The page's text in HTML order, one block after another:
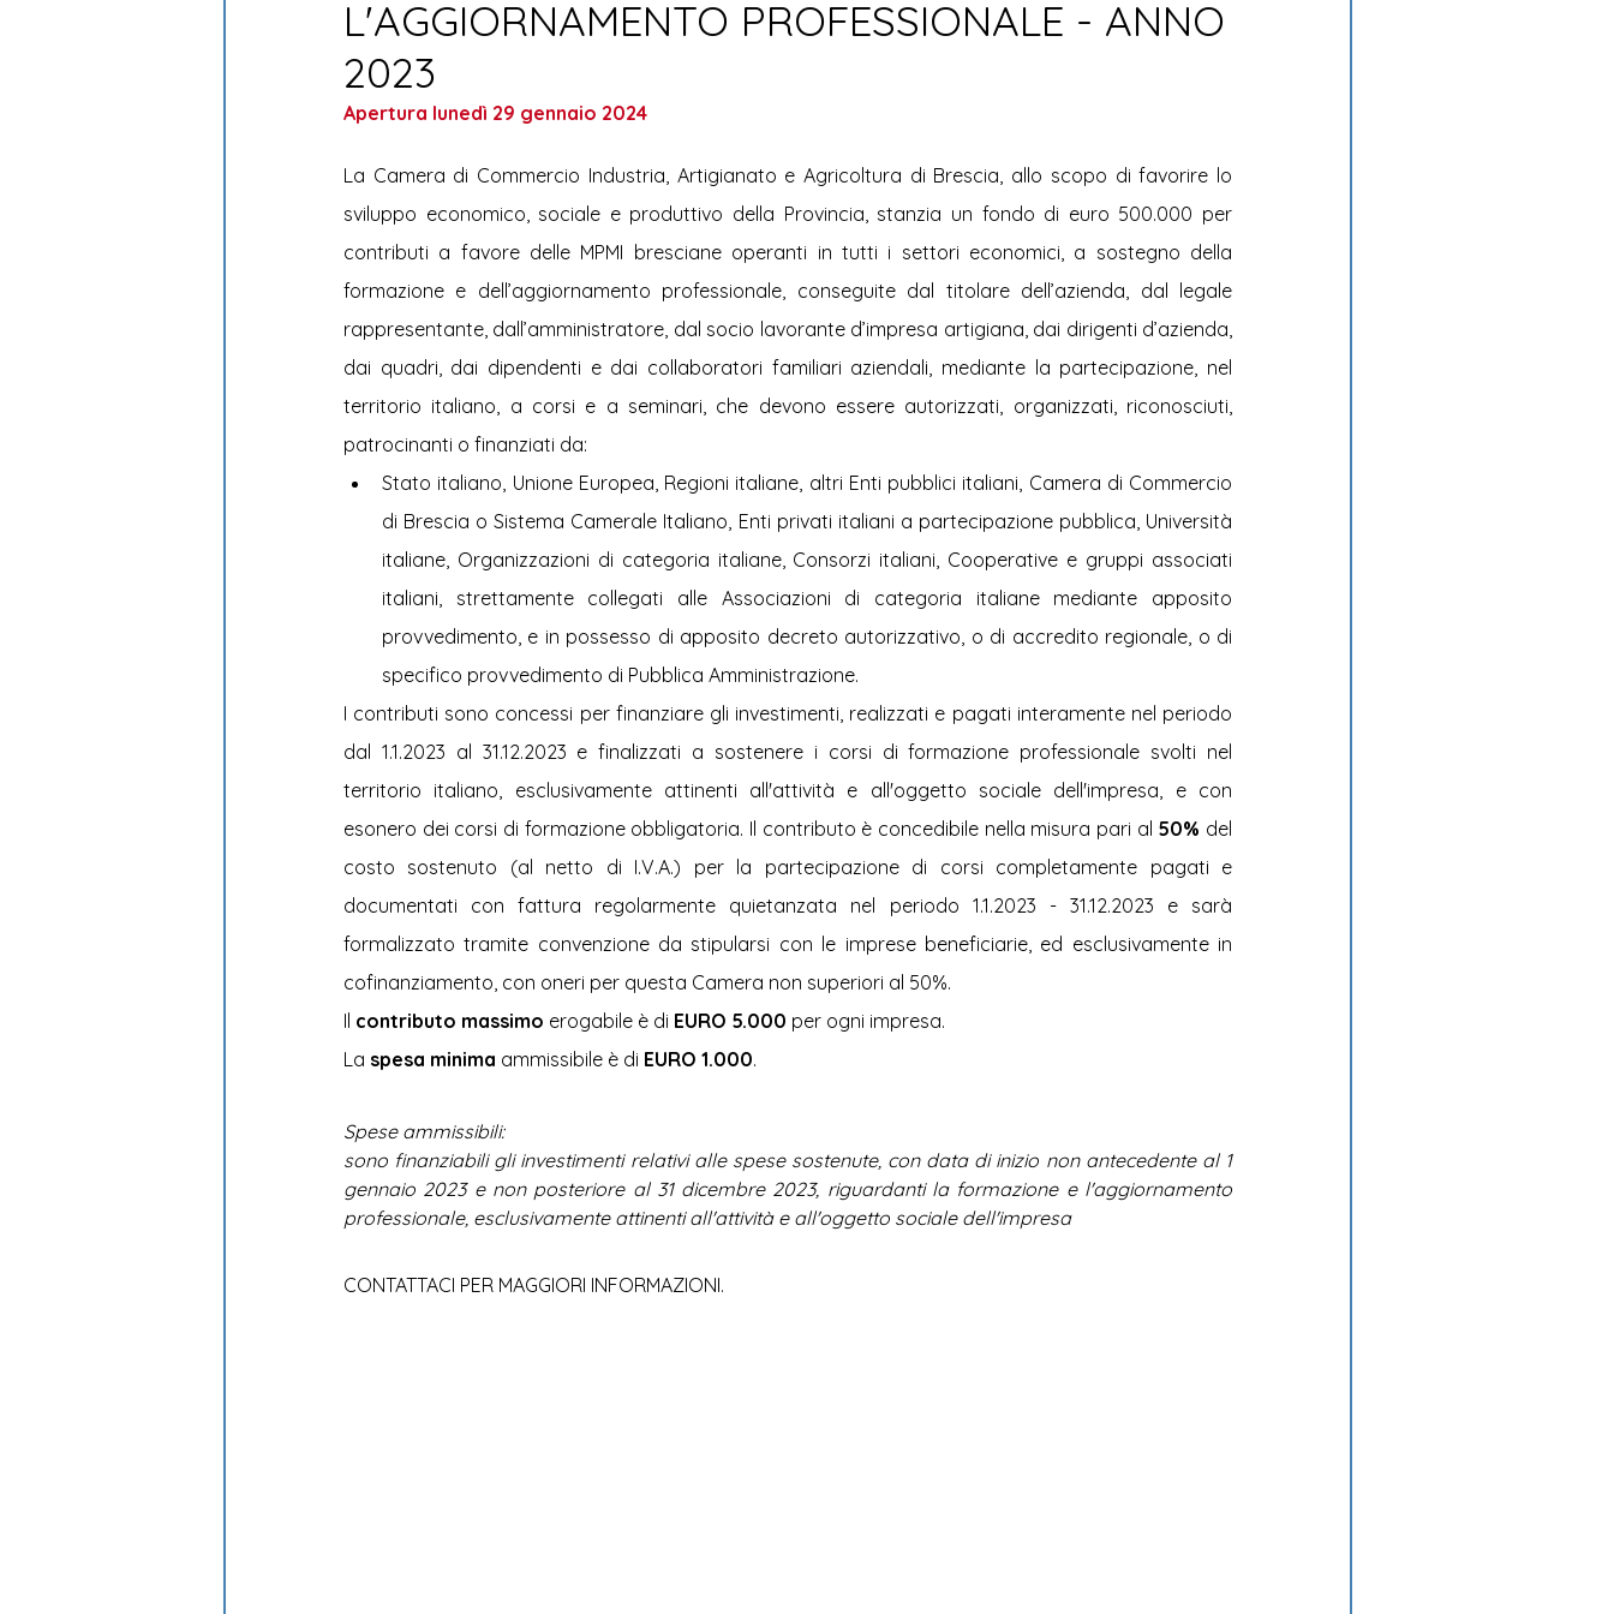
Sostenibilità ambientale Sport Cultura Agricoltura
L'AGGIORNAMENTO PROFESSIONALE - ANNO
2023
Apertura lunedì 29 gennaio 2024
La Camera di Commercio Industria, Artigianato e Agricoltura di Brescia, allo scopo di favorire lo
sviluppo economico, sociale e produttivo della Provincia, stanzia un fondo di euro 500.000 per
contributi a favore delle MPMI bresciane operanti in tutti i settori economici, a sostegno della
formazione e dell’aggiornamento professionale, conseguite dal titolare dell’azienda, dal legale
rappresentante, dall’amministratore, dal socio lavorante d’impresa artigiana, dai dirigenti d’azienda,
dai quadri, dai dipendenti e dai collaboratori familiari aziendali, mediante la partecipazione, nel
territorio italiano, a corsi e a seminari, che devono essere autorizzati, organizzati, riconosciuti,
patrocinanti o finanziati da:
Stato italiano, Unione Europea, Regioni italiane, altri Enti pubblici italiani, Camera di Commercio
di Brescia o Sistema Camerale Italiano, Enti privati italiani a partecipazione pubblica, Università
italiane, Organizzazioni di categoria italiane, Consorzi italiani, Cooperative e gruppi associati
italiani, strettamente collegati alle Associazioni di categoria italiane mediante apposito
provvedimento, e in possesso di apposito decreto autorizzativo, o di accredito regionale, o di
specifico provvedimento di Pubblica Amministrazione.
I contributi sono concessi per finanziare gli investimenti, realizzati e pagati interamente nel periodo
dal 1.1.2023 al 31.12.2023 e finalizzati a sostenere i corsi di formazione professionale svolti nel
territorio italiano, esclusivamente attinenti all'attività e all'oggetto sociale dell'impresa, e con
esonero dei corsi di formazione obbligatoria. Il contributo è concedibile nella misura pari al 50% del
costo sostenuto (al netto di I.V.A.) per la partecipazione di corsi completamente pagati e
documentati con fattura regolarmente quietanzata nel periodo 1.1.2023 - 31.12.2023 e sarà
formalizzato tramite convenzione da stipularsi con le imprese beneficiarie, ed esclusivamente in
cofinanziamento, con oneri per questa Camera non superiori al 50%.
Il contributo massimo erogabile è di EURO 5.000 per ogni impresa.
La spesa minima ammissibile è di EURO 1.000.
Spese ammissibili:
sono finanziabili gli investimenti relativi alle spese sostenute, con data di inizio non antecedente al 1
gennaio 2023 e non posteriore al 31 dicembre 2023, riguardanti la formazione e l'aggiornamento
professionale, esclusivamente attinenti all'attività e all'oggetto sociale dell'impresa
CONTATTACI PER MAGGIORI INFORMAZIONI.